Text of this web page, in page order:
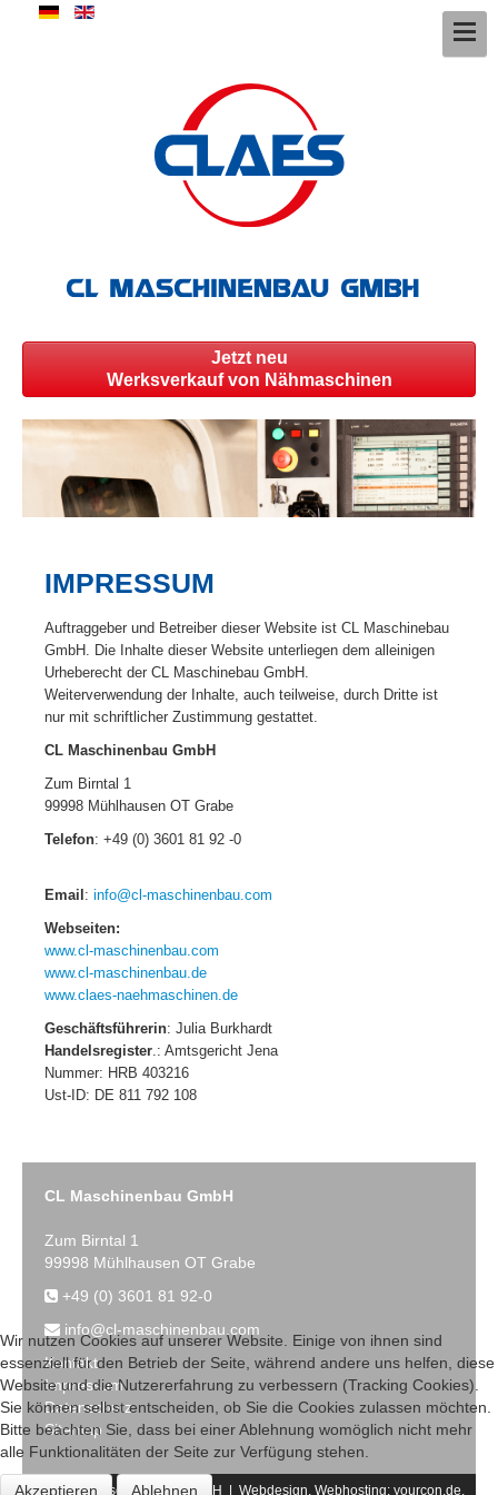
Jetzt neu
Werksverkauf von Nähmaschinen
IMPRESSUM
Auftraggeber und Betreiber dieser Website ist CL Maschinebau
GmbH. Die Inhalte dieser Website unterliegen dem alleinigen
Urheberecht der CL Maschinebau GmbH.
Weiterverwendung der Inhalte, auch teilweise, durch Dritte ist
nur mit schriftlicher Zustimmung gestattet.
CL Maschinenbau GmbH
Zum Birntal 1
99998 Mühlhausen OT Grabe
Telefon: +49 (0) 3601 81 92 -0
Email: info@cl-maschinenbau.com
Webseiten:
www.cl-maschinenbau.com
www.cl-maschinenbau.de
www.claes-naehmaschinen.de
Geschäftsführerin: Julia Burkhardt
Handelsregister .: Amtsgericht Jena
Nummer: HRB 403216
Ust-ID: DE 811 792 108
CL Maschinenbau GmbH
Zum Birntal 1
99998 Mühlhausen OT Grabe
+49 (0) 3601 81 92-0
info@cl-maschinenbau.com
Kontakt
Impressum
Datenschutz
Sitemap
2017 CL-Maschinenbau GmbH | Webdesign, Webhosting: yourcon.de,
Wir nutzen Cookies auf unserer Website. Einige von ihnen sind
essenziell für den Betrieb der Seite, während andere uns helfen, diese
Website und die Nutzererfahrung zu verbessern (Tracking Cookies).
Sie können selbst entscheiden, ob Sie die Cookies zulassen möchten.
Bitte beachten Sie, dass bei einer Ablehnung womöglich nicht mehr
alle Funktionalitäten der Seite zur Verfügung stehen.
Akzeptieren Ablehnen